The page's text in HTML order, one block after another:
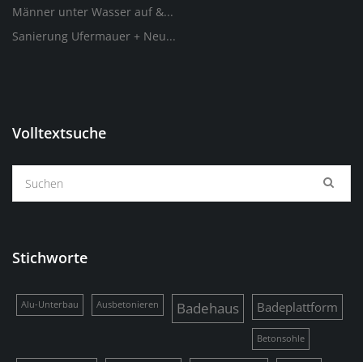
Männer unter Wasser auf &...
Sanierung Ufermauer + Neu...
Volltextsuche
Stichworte
Alu-Unterbau Ausbetonieren Badehaus Badeplattform
Betonsohle